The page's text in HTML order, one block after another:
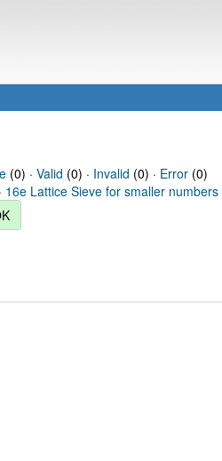
(0) · Valid (0) · Invalid (0) · Error(0)
16e Lattice Sieve for smaller numbers